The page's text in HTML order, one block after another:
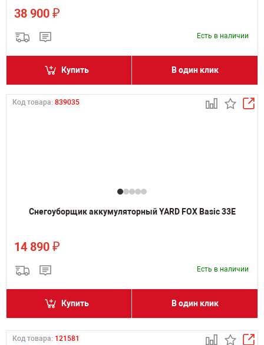
38 900 ₽
Есть в наличии
Купить В один клик
Код товара: 839035
Снегоуборщик аккумуляторный YARD FOX Basic 33E
14 890 ₽
Есть в наличии
Купить В один клик
Код товара: 121581